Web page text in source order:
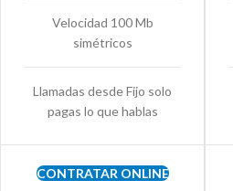
Velocidad 100 Mb
simétricos
Llamadas desde Fijo solo
pagas lo que hablas
CONTRATAR ONLINE